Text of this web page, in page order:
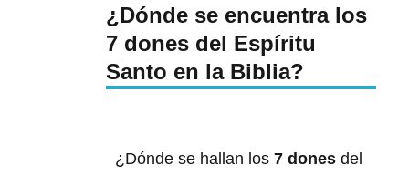
¿Dónde se encuentra los
7 dones del Espíritu
Santo en la Biblia?
¿Dónde se hallan los 7 dones del